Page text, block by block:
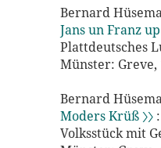
Bernard
Jans un Franz up
Plattdeutsches
Münster: Greve,
Bernard
Moders Krüß 〉〉
Volksstück mit